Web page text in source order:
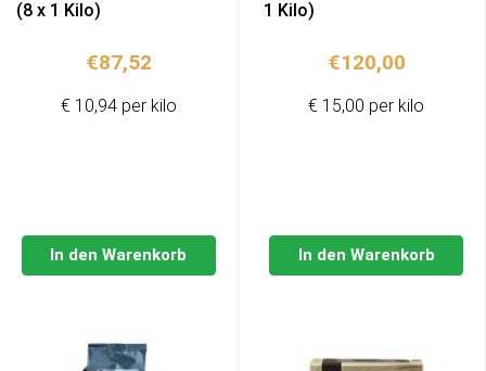
(8 x 1 Kilo)
€87,52
In den Warenkorb
€ 10,94 per kilo
1 Kilo)
€120,00
In den Warenkorb
€ 15,00 per kilo